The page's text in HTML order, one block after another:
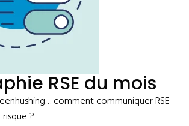
RSE du mois
comment communiquer RSE
?